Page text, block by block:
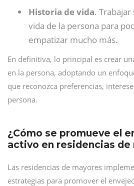
Historia de vida.
vida de la persona para
empatizar mucho más.
En definitiva, lo principal es crear
en la persona, adoptando un
que reconozca preferencias,
persona.
¿Cómo se promueve el
activo en residencias de
Las residencias de mayores
estrategias para promover el